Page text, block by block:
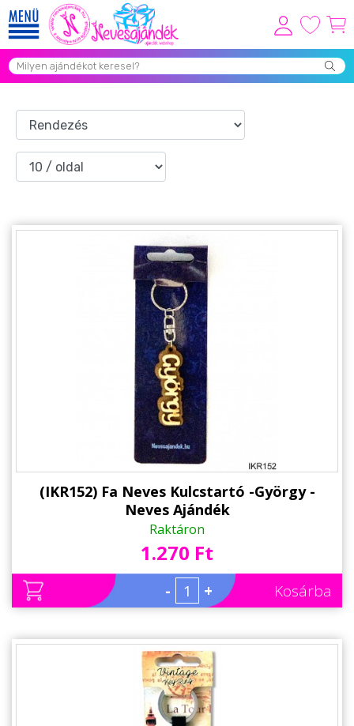
Viszonteladóknak
Grill Party Kellékek ❤️
Egyedi Ajándékok Rendelés
Vicces Pólók
Szerelmes Ajándékok ❤
Budapest Ajándéktárgyak
Ajándék Ötletek Férfiaknak
Családtagoknak
Névnapi ajándékok
(IKR152) Fa Neves Kulcstartó -György -
Neves Ajándék
Raktáron
1.270 Ft
- + Kosárba